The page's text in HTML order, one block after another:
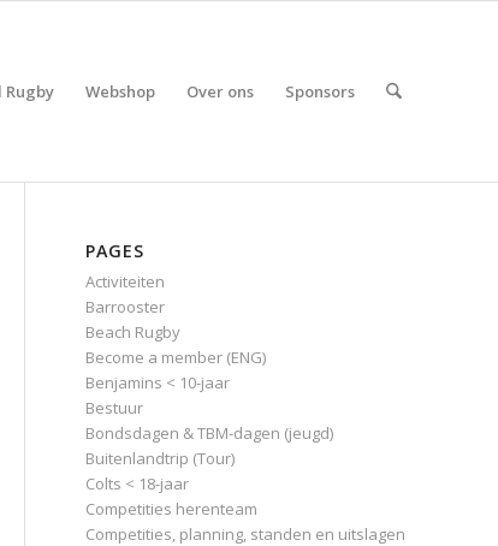
Rugby Webshop Over ons Sponsors
PAGES
Activiteiten
Barrooster
Beach Rugby
Become a member (ENG)
Benjamins < 10-jaar
Bestuur
Bondsdagen & TBM-dagen (jeugd)
Buitenlandtrip (Tour)
Colts < 18-jaar
Competities herenteam
Competities, planning, standen en uitslagen